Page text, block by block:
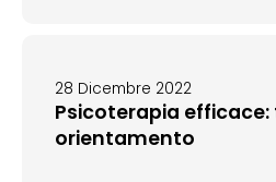
28 Dicembre 2022
Psicoterapia
orientamento